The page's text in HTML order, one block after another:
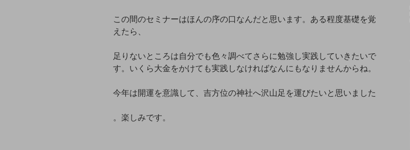
この間のセミナーはほんの序の口なんだと思います。ある程度基礎を覚
えたら、
足りないところは自分でも色々調べてさらに勉強し実践していきたいで
す。いくら大金をかけても実践しなければなんにもなりませんからね。
今年は開運を意識して、吉方位の神社へ沢山足を運びたいと思いました
。楽しみです。